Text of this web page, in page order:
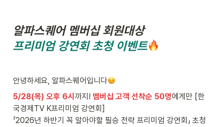
알파스퀘어 멤버십 회원대상
프리미엄 강연회 초청 이벤트
안녕하세요, 알파스퀘어입니다
5/28(목) 오후 6시 까지! 멤버십 고객 선착순 50명에게만 [한
국경제TV K프리미엄 강연회]
「2026년 하반기 꼭 알아야할 필승 전략 프리미엄 강연회」 초청